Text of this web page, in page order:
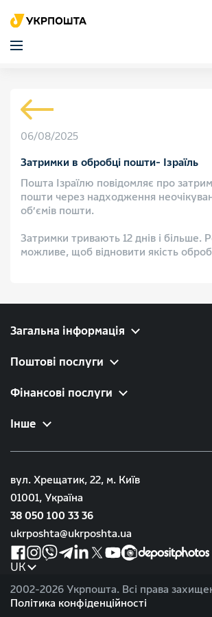
06/08/2025
Затримки в обробці пошти- Ізраїль
Пошта Ізраїлю повідомляє про
пошти через надходження
об’ємів пошти.
Затримки тривають 12 днів і більше.
можливе, щоб відновити якість
Загальна інформація
Поштові послуги
Фінансові послуги
Інше
вул. Хрещатик, 22, м. Київ
01001, Україна
38 050 100 33 36
ukrposhta@ukrposhta.ua
UK
2002-2026 Укрпошта. Всі права
Політика конфіденційності